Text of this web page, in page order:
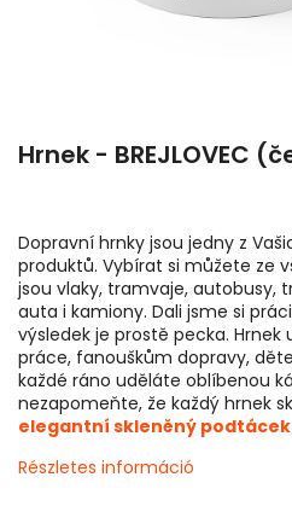
Hrnek - BREJLOVEC
Dopravní hrnky jsou jedny z
produktů. Vybírat si můžete ze
jsou vlaky, tramvaje, autobusy,
auta i kamiony. Dali jsme si
výsledek je prostě pecka.
práce, fanouškům dopravy,
každé ráno uděláte oblíbenou
nezapomeňte, že každý hrnek
elegantní skleněný podtácek
Részletes információ